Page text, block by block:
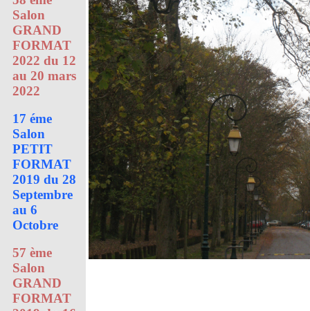
Salon
GRAND
FORMAT
2022 du 12
au 20 mars
2022
17 éme
Salon
PETIT
FORMAT
2019 du 28
Septembre
au 6
Octobre
57 ème
Salon
GRAND
FORMAT